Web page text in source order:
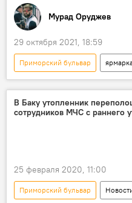
Мурад Оруджев
29 октября 2021, 18:59
Приморский бульвар
Баку
Победа
В Баку утопленник
сотрудников МЧС с раннего
25 февраля 2020, 11:00
Приморский бульвар